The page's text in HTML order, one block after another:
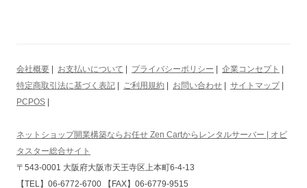
会社概要 お支払いについて プライバシーポリシー 企業コンセプト
特定商取引法に基づく表記
ご利用規約 お問い合わせ サイトマップ|
PCPOS
ネットショップ開業構築ならお任せ Zen Cartからレンタルサーバー | オビ
タスター総合サイト
〒543-0001 大阪府大阪市天王寺区上本町6-4-13
【TEL】06-6772-6700 【FAX】06-6779-9515